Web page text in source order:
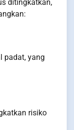
ditingkatkan,
padat, yang
risiko